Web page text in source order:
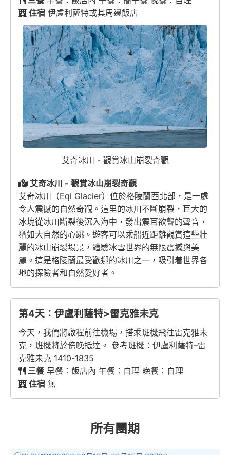
住宿 伊盧利薩特或其周邊飯店
艾奇冰川 - 觀賞冰山崩裂奇觀
艾奇冰川 - 觀賞冰山崩裂奇觀
艾奇冰川（Eqi Glacier）位於格陵蘭西北部，是一處
令人震撼的自然奇觀。這里的冰川不斷崩裂，巨大的
冰塊從冰川斷裂後沉入海中，發出震耳欲聾的聲音，
猶如大自然的心跳。遊客可以乘船近距離觀賞這些壯
麗的冰山崩裂場景，體驗冰雪世界的無限震撼與美
麗。這是格陵蘭最受歡迎的冰川之一，吸引着世界各
地的探險者和自然愛好者。
第4天：伊盧利薩特>雷克雅未克
今天，我們將啟程前往機場，搭乘班機飛往雷克雅未
克，班機將於傍晚抵達。 參考班機：伊盧利薩特–雷
克雅未克 1410-1835
三餐早餐：飯店內 午餐：自理 晚餐：自理
住宿 無
所有團期